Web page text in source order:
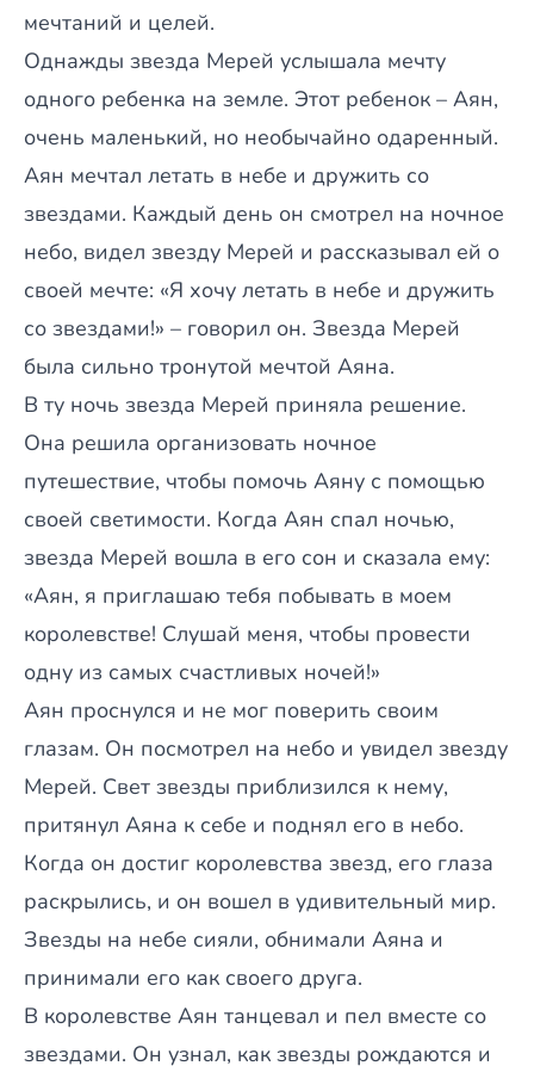
мечтаний и целей.
Однажды звезда Мерей услышала мечту
одного ребенка на земле. Этот ребенок – Аян,
очень маленький, но необычайно одаренный.
Аян мечтал летать в небе и дружить со
звездами. Каждый день он смотрел на ночное
небо, видел звезду Мерей и рассказывал ей о
своей мечте: «Я хочу летать в небе и дружить
со звездами!» – говорил он. Звезда Мерей
была сильно тронутой мечтой Аяна.
В ту ночь звезда Мерей приняла решение.
Она решила организовать ночное
путешествие, чтобы помочь Аяну с помощью
своей светимости. Когда Аян спал ночью,
звезда Мерей вошла в его сон и сказала ему:
«Аян, я приглашаю тебя побывать в моем
королевстве! Слушай меня, чтобы провести
одну из самых счастливых ночей!»
Аян проснулся и не мог поверить своим
глазам. Он посмотрел на небо и увидел звезду
Мерей. Свет звезды приблизился к нему,
притянул Аяна к себе и поднял его в небо.
Когда он достиг королевства звезд, его глаза
раскрылись, и он вошел в удивительный мир.
Звезды на небе сияли, обнимали Аяна и
принимали его как своего друга.
В королевстве Аян танцевал и пел вместе со
звездами. Он узнал, как звезды рождаются и